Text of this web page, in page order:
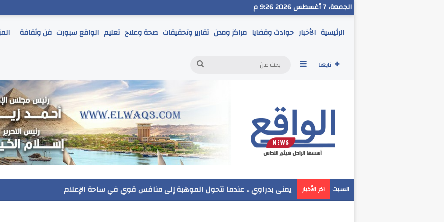
الجمعة، 7 أغسطس 2026 9:26 م
الرئيسية الأخبار حوادث وقضايا مراكز ومدن تقارير وتحقيقات صحة وعلاج تعليم الواقع سبورت فن وثقافة
تابعنا إضافة عمود جانبي
بحث
السبت آخر الأخبار مدير تعليم البحر الاحمر يتابع انطلاق امتحانات الشهادة الإعدادية ويؤكد: الانضباط